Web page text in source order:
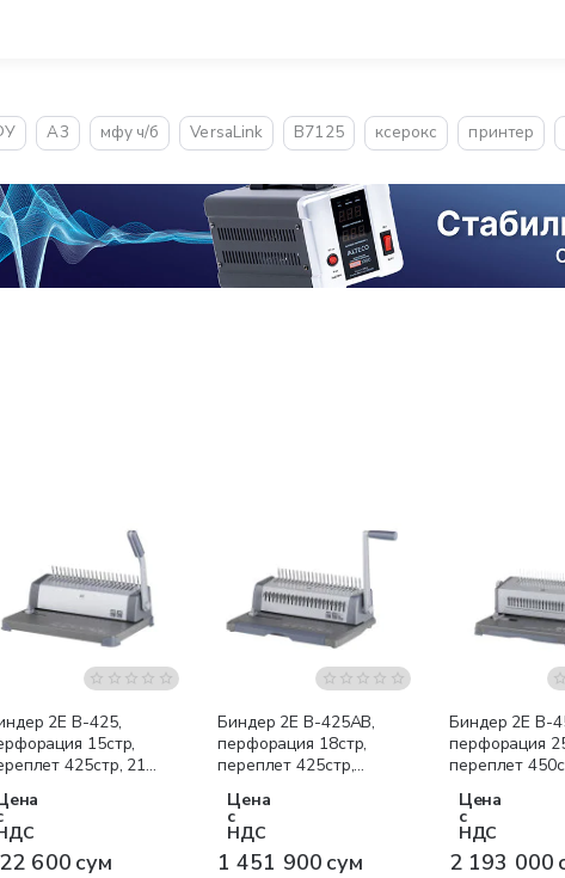
A3 мфу ч/б VersaLink B7125 ксерокс принтер
2E B-425,
15стр,
425стр, 21
600 сум
Бесплатная доставка
Биндер 2E B-425AB,
перфорация 18стр,
переплет 425стр,
21
Цена
с
НДС
1 451 900 сум
Бесплатная
Биндер 2E B-
перфорация
переплет
21
Цена
с
НДС
2 193 000